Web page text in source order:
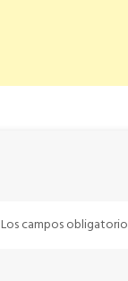
Los campos